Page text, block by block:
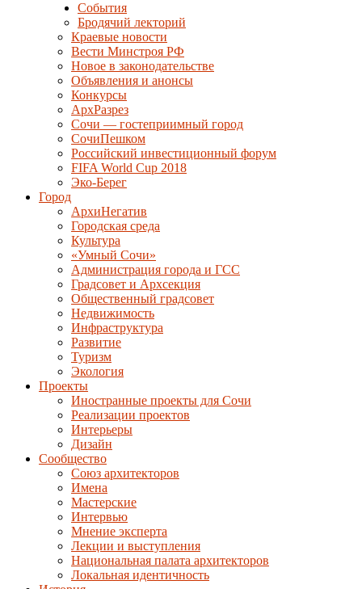
События
Бродячий лекторий
Краевые новости
Вести Минстроя РФ
Новое в законодательстве
Объявления и анонсы
Конкурсы
АрхРазрез
Сочи — гостеприимный город
СочиПешком
Российский инвестиционный форум
FIFA World Cup 2018
Эко-Берег
Город
АрхиНегатив
Городская среда
Культура
«Умный Сочи»
Администрация города и ГСС
Градсовет и Архсекция
Общественный градсовет
Недвижимость
Инфраструктура
Развитие
Туризм
Экология
Проекты
Иностранные проекты для Сочи
Реализации проектов
Интерьеры
Дизайн
Сообщество
Союз архитекторов
Имена
Мастерские
Интервью
Мнение эксперта
Лекции и выступления
Национальная палата архитекторов
Локальная идентичность